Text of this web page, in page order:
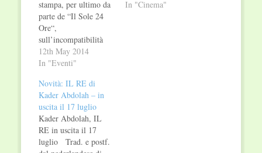
stampa, per ultimo da
parte de “Il Sole 24
Ore“,
sull’incompatibilità
tra gli emolumenti dei
diplomatici e
Spending Review,
hanno indotto il
Segretario Generale
della Farnesina,
Ambasciatore Michele
Valensise, a
12th May 2014
In "Eventi"
In "Cinema"
Novità: IL RE di
Kader Abdolah – in
uscita il 17 luglio
Kader Abdolah, IL
RE in uscita il 17
luglio Trad. e postf.